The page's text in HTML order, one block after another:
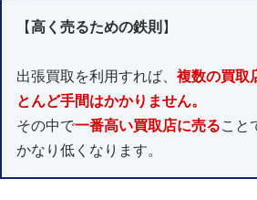
【高く売るための鉄則 】
出張買取を利用すれば、 複数の買取
とんど手間はかかりません。
その中で一番高い買取店に売ること
かなり低くなります。